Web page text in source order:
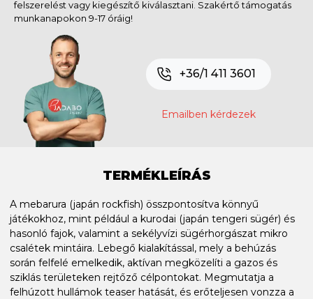
felszerelést vagy kiegészítő kiválasztani. Szakértő támogatás
munkanapokon 9-17 óráig!
+36/1 411 3601
Emailben kérdezek
TERMÉKLEÍRÁS
A mebarura (japán rockfish) összpontosítva könnyű
játékokhoz, mint például a kurodai (japán tengeri sügér) és
hasonló fajok, valamint a sekélyvízi sügérhorgászat mikro
csalétek mintáira. Lebegő kialakítással, mely a behúzás
során felfelé emelkedik, aktívan megközelíti a gazos és
sziklás területeken rejtőző célpontokat. Megmutatja a
felhúzott hullámok teaser hatását, és erőteljesen vonzza a